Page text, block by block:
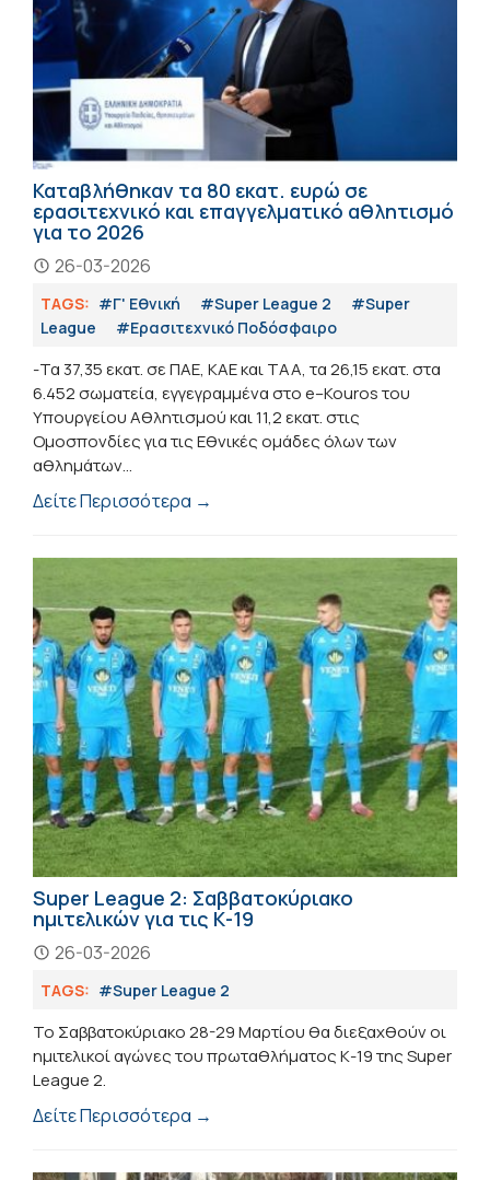
Καταβλήθηκαν τα 80 εκατ. ευρώ σε
ερασιτεχνικό και επαγγελματικό αθλητισμό
για το 2026
26-03-2026
TAGS: #Γ' Εθνική #Super League 2
#Super
League
#Eρασιτεχνικό Ποδόσφαιρο
-Τα 37,35 εκατ. σε ΠΑΕ, ΚΑΕ και ΤΑΑ, τα 26,15 εκατ. στα
6.452 σωματεία, εγγεγραμμένα στο e–Kouros του
Υπουργείου Αθλητισμού και 11,2 εκατ. στις
Ομοσπονδίες για τις Εθνικές ομάδες όλων των
αθλημάτων...
Δείτε Περισσότερα →
Super League 2: Σαββατοκύριακο
ημιτελικών για τις Κ-19
26-03-2026
TAGS: #Super League 2
Το Σαββατοκύριακο 28-29 Μαρτίου θα διεξαχθούν οι
ημιτελικοί αγώνες του πρωταθλήματος Κ-19 της Super
League 2.
Δείτε Περισσότερα →